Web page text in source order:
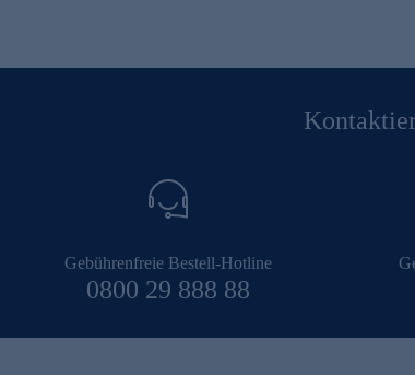
Gebührenfreie Bestell-Hotline
0800 29 888 88